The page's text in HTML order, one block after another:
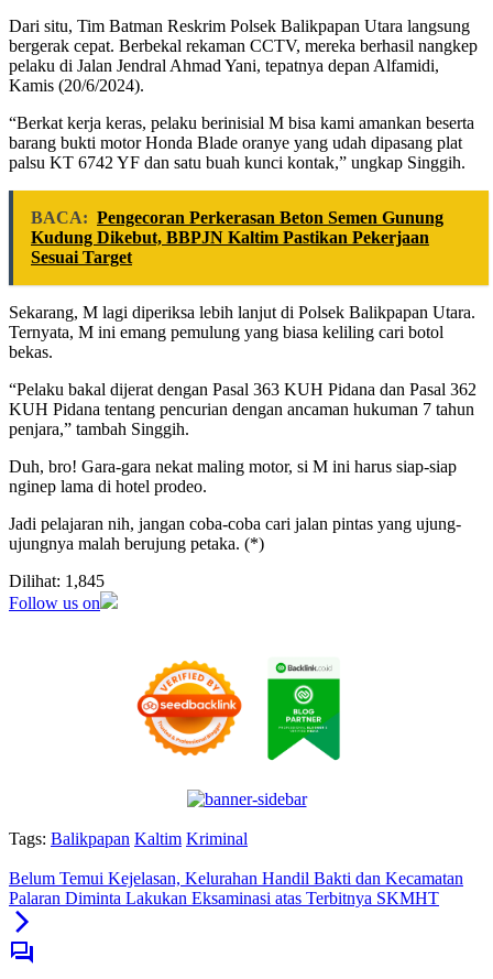
Dari situ, Tim Batman Reskrim Polsek Balikpapan Utara langsung
bergerak cepat. Berbekal rekaman CCTV, mereka berhasil nangkep
pelaku di Jalan Jendral Ahmad Yani, tepatnya depan Alfamidi,
Kamis (20/6/2024).
“Berkat kerja keras, pelaku berinisial M bisa kami amankan beserta
barang bukti motor Honda Blade oranye yang udah dipasang plat
palsu KT 6742 YF dan satu buah kunci kontak,” ungkap Singgih.
BACA: Pengecoran Perkerasan Beton Semen Gunung
Kudung Dikebut, BBPJN Kaltim Pastikan Pekerjaan
Sesuai Target
Sekarang, M lagi diperiksa lebih lanjut di Polsek Balikpapan Utara.
Ternyata, M ini emang pemulung yang biasa keliling cari botol
bekas.
“Pelaku bakal dijerat dengan Pasal 363 KUH Pidana dan Pasal 362
KUH Pidana tentang pencurian dengan ancaman hukuman 7 tahun
penjara,” tambah Singgih.
Duh, bro! Gara-gara nekat maling motor, si M ini harus siap-siap
nginep lama di hotel prodeo.
Jadi pelajaran nih, jangan coba-coba cari jalan pintas yang ujung-
ujungnya malah berujung petaka. (*)
Dilihat: 1,845
Follow us on
Tags: Balikpapan Kaltim Kriminal
Belum Temui Kejelasan, Kelurahan Handil Bakti dan Kecamatan
Palaran Diminta Lakukan Eksaminasi atas Terbitnya SKMHT